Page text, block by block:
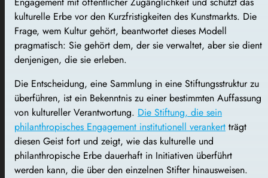
kulturelle Erbe vor den Kurzfristigkeiten des Kunstmarkts. Die
Frage, wem Kultur gehört, beantwortet dieses Modell
pragmatisch: Sie gehört dem, der sie verwaltet, aber sie dient
denjenigen, die sie erleben.
Die Entscheidung, eine Sammlung in eine Stiftungsstruktur zu
überführen, ist ein Bekenntnis zu einer bestimmten Auffassung
von kultureller Verantwortung. Die Stiftung, die sein
philanthropisches Engagement institutionell verankert trägt
diesen Geist fort und zeigt, wie das kulturelle und
philanthropische Erbe dauerhaft in Initiativen überführt
werden kann, die über den einzelnen Stifter hinausweisen.